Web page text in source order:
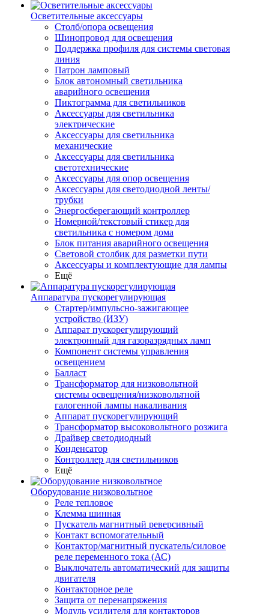
Осветительные аксессуары
Столб/опора освещения
Шинопровод для освещения
Поддержка профиля для системы световая
линия
Патрон ламповый
Блок автономный светильника
аварийного освещения
Пиктограмма для светильников
Аксессуары для светильника
электрические
Аксессуары для светильника
механические
Аксессуары для светильника
светотехнические
Аксессуары для опор освещения
Аксессуары для светодиодной ленты/
трубки
Энергосберегающий контроллер
Номерной/текстовый стикер для
светильника с номером дома
Блок питания аварийного освещения
Световой столбик для разметки пути
Аксессуары и комплектующие для лампы
Ещё
Аппаратура пускорегулирующая
Стартер/импульсно-зажигающее
устройство (ИЗУ)
Аппарат пускорегулирующий
электронный для газоразрядных ламп
Компонент системы управления
освещением
Балласт
Трансформатор для низковольтной
системы освещения/низковольтной
галогенной лампы накаливания
Аппарат пускорегулирующий
Трансформатор высоковольтного розжига
Драйвер светодиодный
Конденсатор
Контроллер для светильников
Ещё
Оборудование низковольтное
Реле тепловое
Клемма шинная
Пускатель магнитный реверсивный
Контакт вспомогательный
Контактор/магнитный пускатель/силовое
реле переменного тока (АС)
Выключатель автоматический для защиты
двигателя
Контакторное реле
Защита от перенапряжения
Модуль усилителя для контакторов